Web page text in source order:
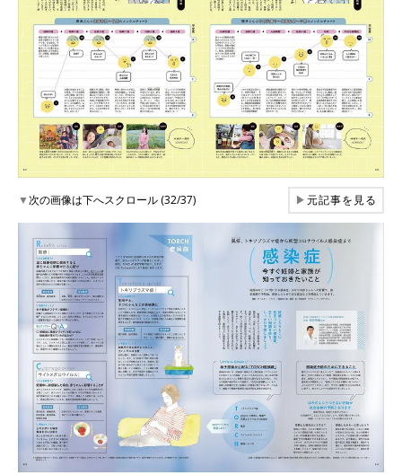
▼次の画像は下へスクロール (32/37) ▶元記事を見る